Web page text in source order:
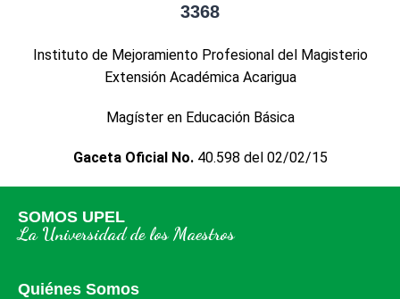
3368
Instituto de Mejoramiento Profesional del Magisterio
Extensión Académica Acarigua
Magíster en Educación Básica
Gaceta Oficial No. 40.598 del 02/02/15
SOMOS UPEL
La Universidad de los Maestros
Quiénes Somos